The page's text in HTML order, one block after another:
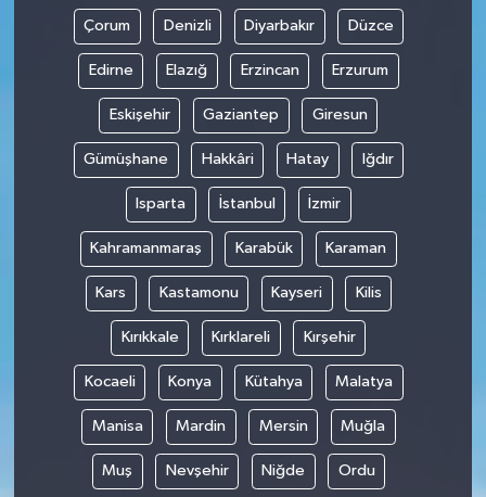
Çorum Denizli Diyarbakır Düzce
Edirne Elazığ Erzincan Erzurum
Eskişehir Gaziantep Giresun
Gümüşhane Hakkâri Hatay Iğdır
Isparta İstanbul İzmir
Kahramanmaraş Karabük Karaman
Kars Kastamonu Kayseri Kilis
Kırıkkale Kırklareli Kırşehir
Kocaeli Konya Kütahya Malatya
Manisa Mardin Mersin Muğla
Muş Nevşehir Niğde Ordu